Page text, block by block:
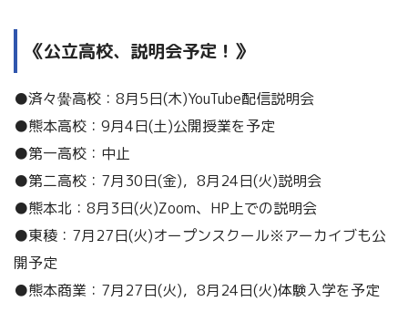
《公立高校、説明会予定！》
●済々黌高校：8月5日(木)YouTube配信説明会
●熊本高校：9月4日(土)公開授業を予定
●第一高校：中止
●第二高校：7月30日(金)，8月24日(火)説明会
●熊本北：8月3日(火)Zoom、HP上での説明会
●東稜：7月27日(火)オープンスクール※アーカイブも公
開予定
●熊本商業：7月27日(火)，8月24日(火)体験入学を予定